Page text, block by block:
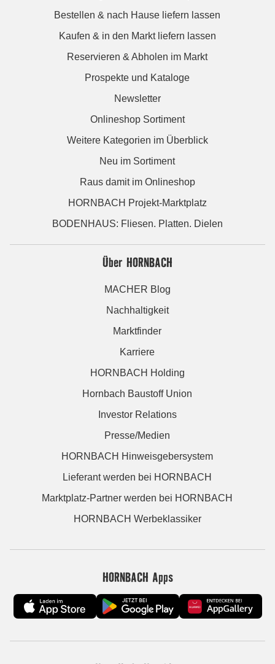
Bestellen & nach Hause liefern lassen
Kaufen & in den Markt liefern lassen
Reservieren & Abholen im Markt
Prospekte und Kataloge
Newsletter
Onlineshop Sortiment
Weitere Kategorien im Überblick
Neu im Sortiment
Raus damit im Onlineshop
HORNBACH Projekt-Marktplatz
BODENHAUS: Fliesen. Platten. Dielen
Über HORNBACH
MACHER Blog
Nachhaltigkeit
Marktfinder
Karriere
HORNBACH Holding
Hornbach Baustoff Union
Investor Relations
Presse/Medien
HORNBACH Hinweisgebersystem
Lieferant werden bei HORNBACH
Marktplatz-Partner werden bei HORNBACH
HORNBACH Werbeklassiker
HORNBACH Apps